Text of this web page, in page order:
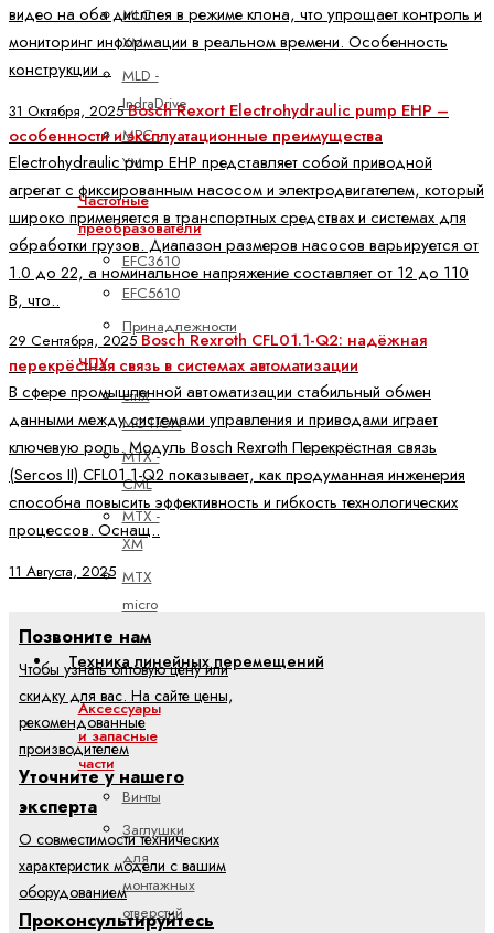
MLC -
XM
MLD -
IndraDrive
MPC -
YM
Частотные
преобразователи
EFC3610
EFC5610
Принадлежности
ЧПУ
ctrlX
MOTION
MTX -
CML
MTX -
XM
MTX
micro
Техника линейных перемещений
Аксессуары
и запасные
части
Винты
Заглушки
для
монтажных
отверстий
видео на оба дисплея в режиме клона, что упрощает контроль и
мониторинг информации в реальном времени. Особенность
конструкции ..
31 Октября, 2025Bosch Rexort Electrohydraulic pump EHP –
особенности и эксплуатационные преимущества
Electrohydraulic pump EHP представляет собой приводной
агрегат с фиксированным насосом и электродвигателем, который
широко применяется в транспортных средствах и системах для
обработки грузов. Диапазон размеров насосов варьируется от
1.0 до 22, а номинальное напряжение составляет от 12 до 110
В, что..
29 Сентября, 2025 Bosch Rexroth CFL01.1-Q2: надёжная
перекрёстная связь в системах автоматизации
В сфере промышленной автоматизации стабильный обмен
данными между системами управления и приводами играет
ключевую роль. Модуль Bosch Rexroth Перекрёстная связь
(Sercos II) CFL01.1-Q2 показывает, как продуманная инженерия
способна повысить эффективность и гибкость технологических
процессов. Оснащ..
11 Августа, 2025
Позвоните нам
Чтобы узнать оптовую цену или
скидку для вас. На сайте цены,
рекомендованные
производителем
Уточните у нашего
эксперта
О совместимости технических
характеристик модели с вашим
оборудованием
Проконсультируйтесь